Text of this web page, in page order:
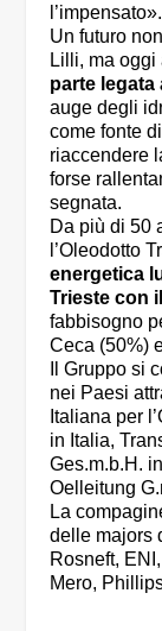
l’impensato».
Un futuro
Lilli, ma
parte legata
auge degli
come fonte
riaccendere
forse
segnata.
Da più di 50
l’Oleodotto
energetica
Trieste con
fabbisogno
Ceca (50%)
Il Gruppo si
nei Paesi
Italiana per
in Italia,
Ges.m.b.H.
Oelleitung
La
delle majors
Rosneft,
Mero,